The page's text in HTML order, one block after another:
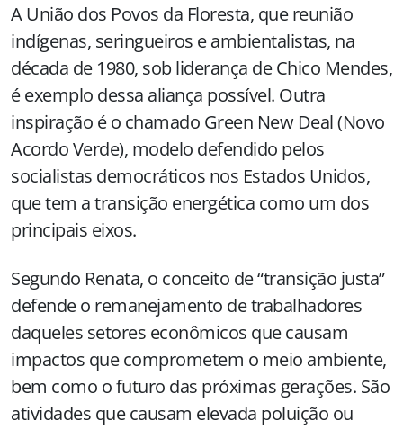
A União dos Povos da Floresta, que reunião
indígenas, seringueiros e ambientalistas, na
década de 1980, sob liderança de Chico Mendes,
é exemplo dessa aliança possível. Outra
inspiração é o chamado Green New Deal (Novo
Acordo Verde), modelo defendido pelos
socialistas democráticos nos Estados Unidos,
que tem a transição energética como um dos
principais eixos.
Segundo Renata, o conceito de “transição justa”
defende o remanejamento de trabalhadores
daqueles setores econômicos que causam
impactos que comprometem o meio ambiente,
bem como o futuro das próximas gerações. São
atividades que causam elevada poluição ou